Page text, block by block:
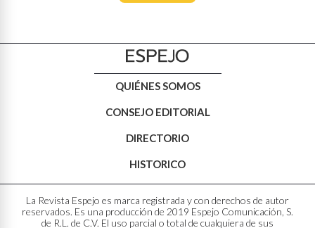
QUIÉNES SOMOS
CONSEJO EDITORIAL
DIRECTORIO
HISTORICO
La Revista Espejo es marca registrada y con derechos de autor
reservados. Es una producción de 2019 Espejo Comunicación, S.
de R.L. de C.V. El uso parcial o total de cualquiera de sus